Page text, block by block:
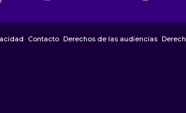
Contacto Derechos de las audiencias